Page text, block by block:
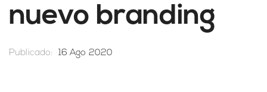
nuevo branding
Publicado: 16 Ago 2020